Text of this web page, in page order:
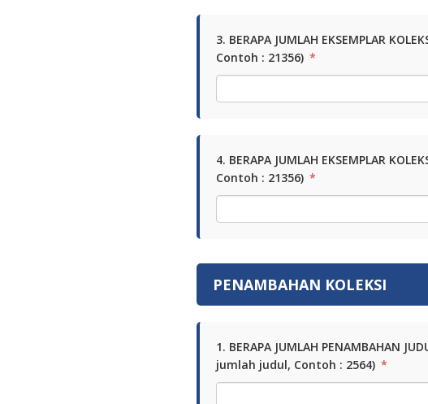
3. BERAPA JUMLAH EKSEMPLAR
Contoh : 21356) *
4. BERAPA JUMLAH EKSEMPLAR
Contoh : 21356) *
PENAMBAHAN KOLEKSI
1. BERAPA JUMLAH PENAMBAHAN
jumlah judul, Contoh : 2564) *